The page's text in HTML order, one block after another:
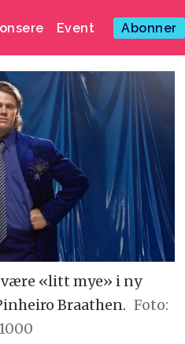
Event Abonner
være «litt mye» i ny
Braathen. Foto: